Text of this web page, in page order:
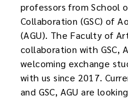
professors from School
Collaboration (GSC) of
(AGU). The Faculty of
collaboration with GSC,
welcoming exchange
with us since 2017.
and GSC, AGU are